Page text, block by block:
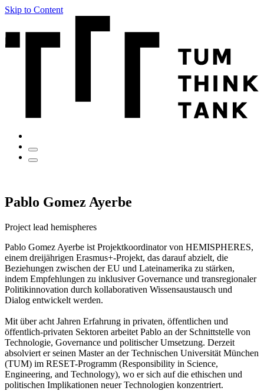
Skip to Content
Pablo Gomez Ayerbe
Project lead hemispheres
Pablo Gomez Ayerbe ist Projektkoordinator von HEMISPHERES,
einem dreijährigen Erasmus+-Projekt, das darauf abzielt, die
Beziehungen zwischen der EU und Lateinamerika zu stärken,
indem Empfehlungen zu inklusiver Governance und transregionaler
Politikinnovation durch kollaborativen Wissensaustausch und
Dialog entwickelt werden.
Mit über acht Jahren Erfahrung in privaten, öffentlichen und
öffentlich-privaten Sektoren arbeitet Pablo an der Schnittstelle von
Technologie, Governance und politischer Umsetzung. Derzeit
absolviert er seinen Master an der Technischen Universität München
(TUM) im RESET-Programm (Responsibility in Science,
Engineering, and Technology), wo er sich auf die ethischen und
politischen Implikationen neuer Technologien konzentriert.